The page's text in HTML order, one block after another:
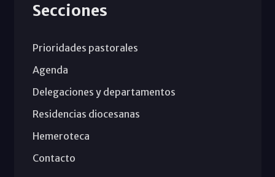
Secciones
Prioridades pastorales
Agenda
Delegaciones y departamentos
Residencias diocesanas
Hemeroteca
Contacto